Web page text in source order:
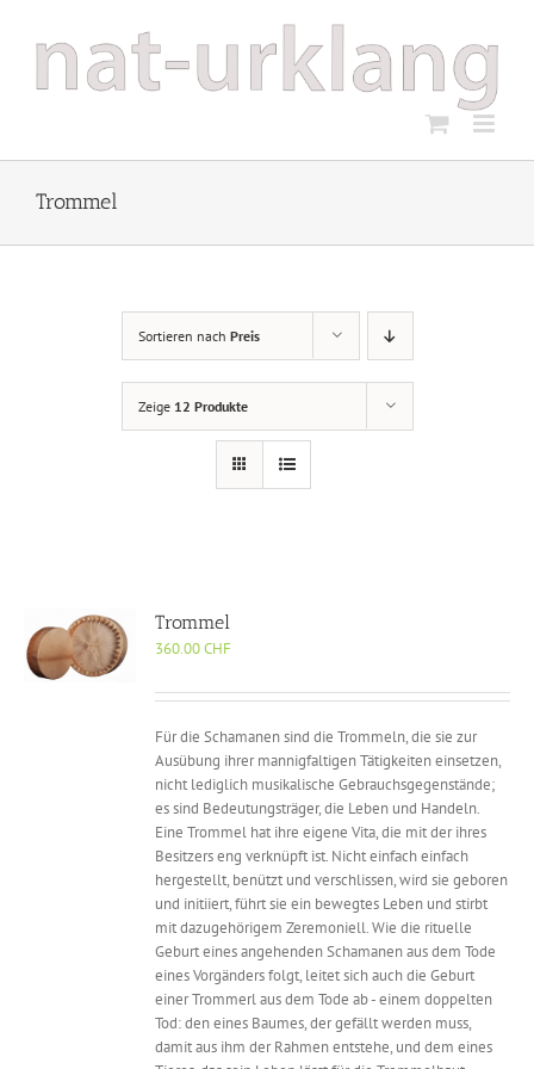
springen
Trommel
Sortieren nach Preis
Zeige 12 Produkte
Trommel
360.00CHF
Für die Schamanen sind die Trommeln, die sie zur
Ausübung ihrer mannigfaltigen Tätigkeiten einsetzen,
nicht lediglich musikalische Gebrauchsgegenstände;
es sind Bedeutungsträger, die Leben und Handeln.
Eine Trommel hat ihre eigene Vita, die mit der ihres
Besitzers eng verknüpft ist. Nicht einfach einfach
hergestellt, benützt und verschlissen, wird sie geboren
und initiiert, führt sie ein bewegtes Leben und stirbt
mit dazugehörigem Zeremoniell. Wie die rituelle
Geburt eines angehenden Schamanen aus dem Tode
eines Vorgänders folgt, leitet sich auch die Geburt
einer Trommerl aus dem Tode ab - einem doppelten
Tod: den eines Baumes, der gefällt werden muss,
damit aus ihm der Rahmen entstehe, und dem eines